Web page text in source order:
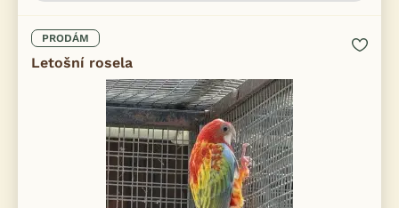
PRODÁM
Letošní rosela